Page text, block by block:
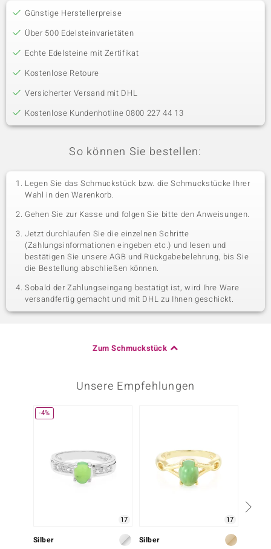
Günstige Herstellerpreise
Über 500 Edelsteinvarietäten
Echte Edelsteine mit Zertifikat
Kostenlose Retoure
Versicherter Versand mit DHL
Kostenlose Kundenhotline 0800 227 44 13
So können Sie bestellen:
Legen Sie das Schmuckstück bzw. die Schmuckstücke Ihrer
Wahl in den Warenkorb.
Gehen Sie zur Kasse und folgen Sie bitte den Anweisungen.
Jetzt durchlaufen Sie die einzelnen Schritte
(Zahlungsinformationen eingeben etc.) und lesen und
bestätigen Sie unsere AGB und Rückgabebelehrung, bis Sie
die Bestellung abschließen können.
Sobald der Zahlungseingang bestätigt ist, wird Ihre Ware
versandfertig gemacht und mit DHL zu Ihnen geschickt.
Zum Schmuckstück
Unsere Empfehlungen
-4%
17
Silber
17
Silber